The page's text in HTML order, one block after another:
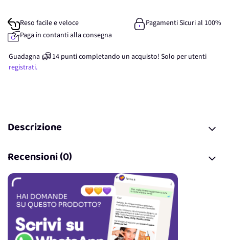
Reso facile e veloce
Pagamenti Sicuri al 100%
Paga in contanti alla consegna
Guadagna 14 punticompletando un acquisto! Solo per utenti
registrati.
Descrizione
Recensioni (0)